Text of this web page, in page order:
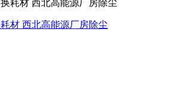
材 西北高能源厂房除尘